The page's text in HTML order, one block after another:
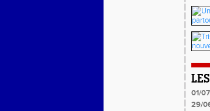
01/07
29/